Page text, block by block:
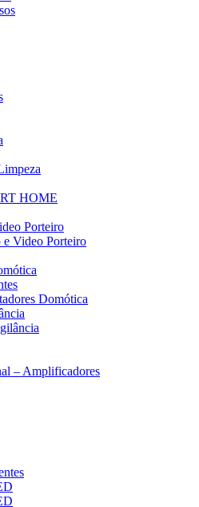
HOME
Porteiro
e Video Porteiro
Domótica
– Amplificadores